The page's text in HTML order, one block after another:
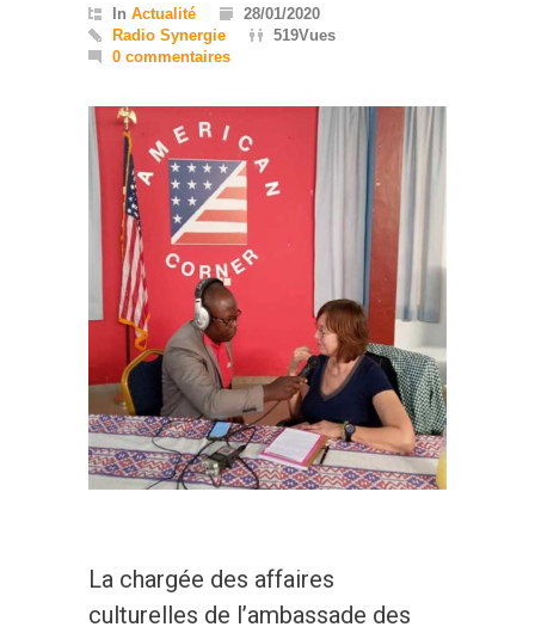
In Actualité
28/01/2020
Radio Synergie
519Vues
0 commentaires
La chargée des affaires
culturelles de l’ambassade des